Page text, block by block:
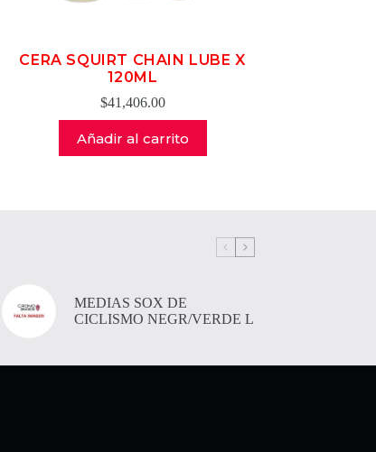
CERA SQUIRT CHAIN LUBE X
120ML
$41,406.00
Añadir al carrito
MEDIAS SOX DE
CICLISMO NEGR/VERDE L